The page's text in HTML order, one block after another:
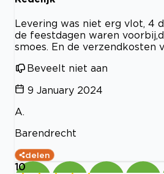
Levering was niet erg vlot, 4
de feestdagen waren
smoes. En de verzendkosten
Beveelt niet aan
9 January 2024
A.
Barendrecht
delen
10